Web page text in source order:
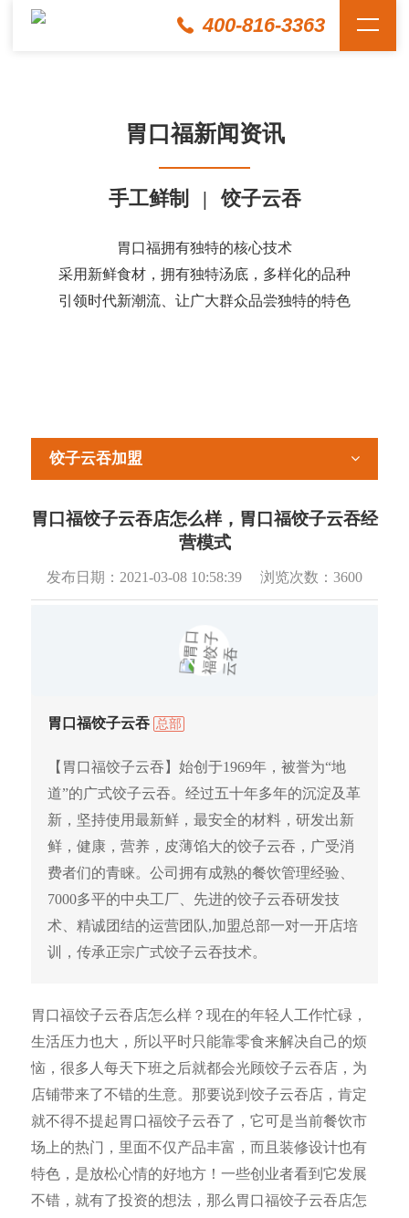
400-816-3363
胃口福新闻资讯
手工鲜制 | 饺子云吞
胃口福拥有独特的核心技术
采用新鲜食材，拥有独特汤底，多样化的品种
引领时代新潮流、让广大群众品尝独特的特色
饺子云吞加盟
胃口福饺子云吞店怎么样，胃口福饺子云吞经
营模式
发布日期： 2021-03-08 10:58:39 浏览次数： 3600
胃口福饺子云吞 总部
【胃口福饺子云吞】始创于1969年，被誉为“地
道”的广式饺子云吞。经过五十年多年的沉淀及革
新，坚持使用最新鲜，最安全的材料，研发出新
鲜，健康，营养，皮薄馅大的饺子云吞，广受消
费者们的青睐。公司拥有成熟的餐饮管理经验、
7000多平的中央工厂、先进的饺子云吞研发技
术、精诚团结的运营团队,加盟总部一对一开店培
训，传承正宗广式饺子云吞技术。
胃口福饺子云吞店怎么样？现在的年轻人工作忙碌，
生活压力也大，所以平时只能靠零食来解决自己的烦
恼，很多人每天下班之后就都会光顾饺子云吞店，为
店铺带来了不错的生意。那要说到饺子云吞店，肯定
就不得不提起胃口福饺子云吞了，它可是当前餐饮市
场上的热门，里面不仅产品丰富，而且装修设计也有
特色，是放松心情的好地方！一些创业者看到它发展
不错，就有了投资的想法，那么胃口福饺子云吞店怎